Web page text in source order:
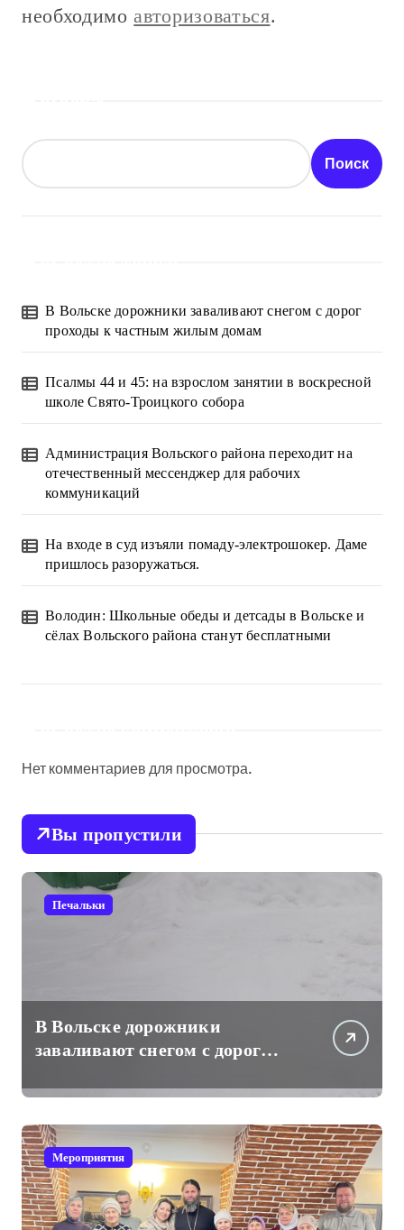
необходимо авторизоваться.
Поиск
В Вольске дорожники заваливают снегом с дорог
проходы к частным жилым домам
Псалмы 44 и 45: на взрослом занятии в воскресной
школе Свято-Троицкого собора
Администрация Вольского района переходит на
отечественный мессенджер для рабочих
коммуникаций
На входе в суд изъяли помаду-электрошокер. Даме
пришлось разоружаться.
Володин: Школьные обеды и детсады в Вольске и
сёлах Вольского района станут бесплатными
Нет комментариев для просмотра.
Вы пропустили
Печальки
В Вольске дорожники
заваливают снегом с дорог
домам
Мероприятия